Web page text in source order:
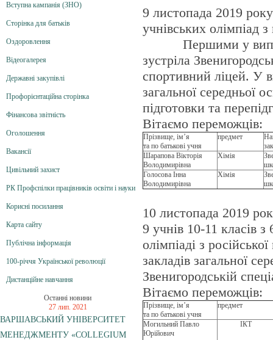
Вступна кампанія (ЗНО)
Сторінка для батьків
Оздоровлення
Відеогалерея
Державні закупівлі
Профорієнтаційна сторінка
Фінансова звітність
Оголошення
Вакансії
Цивільний захист
РК Профспілки працівників освіти і науки
Корисні посилання
Карта сайту
Публічна інформація
100-річчя Української революції
Дистанційне навчання
Останні новини
27 лип. 2021
ВАРШАВСЬКИЙ УНІВЕРСИТЕТ
МЕНЕДЖМЕНТУ «COLLEGIUM
9 листопада 2019
учнівських олімпіад
Першими у
зустріла
спортивний ліцей. У
загальної середньої
підготовки та
Вітаємо переможців:
Прізвище, ім’я
та по батькові учня
предмет
Шарапова Вікторія
Володимирівна
Хімія
Голосова Інна
Володимирівна
Хімія
10 листопада 2019
9 учнів 10-11 класів з
олімпіаді з
закладів загальної
Звенигородській
Вітаємо переможців:
Прізвище, ім’я
та по батькові учня
предмет
Могильний Павло
Юрійович
ІКТ